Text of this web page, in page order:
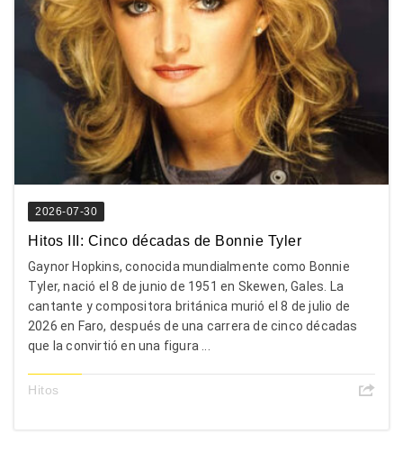
2026-07-30
Hitos III: Cinco décadas de Bonnie Tyler
Gaynor Hopkins, conocida mundialmente como Bonnie
Tyler, nació el 8 de junio de 1951 en Skewen, Gales. La
cantante y compositora británica murió el 8 de julio de
2026 en Faro, después de una carrera de cinco décadas
que la convirtió en una figura ...
Hitos